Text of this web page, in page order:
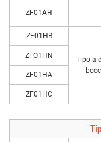
ZF01AH
ZF01HB
Tipo a
ZFO1HN
ZF01HA
ZF01HC